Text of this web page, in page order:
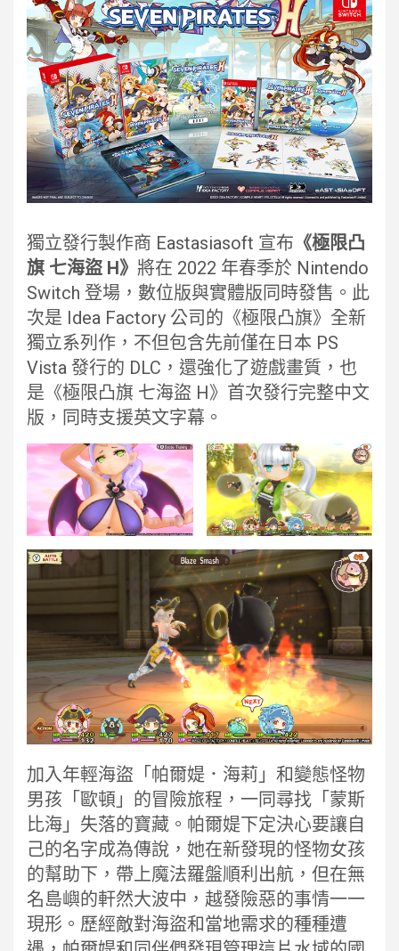
獨立發行製作商 Eastasiasoft 宣布 《極限凸
旗 七海盜 H》 將在 2022 年春季於 Nintendo
Switch 登場，數位版與實體版同時發售。此
次是 Idea Factory 公司的《極限凸旗》全新
獨立系列作，不但包含先前僅在日本 PS
Vista 發行的 DLC，還強化了遊戲畫質，也
是《極限凸旗 七海盜 H》首次發行完整中文
版，同時支援英文字幕。
加入年輕海盜「帕爾媞．海莉」和變態怪物
男孩「歐頓」的冒險旅程，一同尋找「蒙斯
比海」失落的寶藏。帕爾媞下定決心要讓自
己的名字成為傳說，她在新發現的怪物女孩
的幫助下，帶上魔法羅盤順利出航，但在無
名島嶼的軒然大波中，越發險惡的事情一一
現形。歷經敵對海盜和當地需求的種種遭